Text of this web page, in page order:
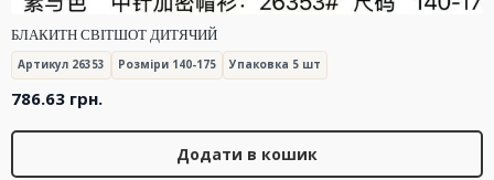
БЛАКИТН СВІТШОТ ДИТЯЧИЙ
Артикул 26353 Розміри 140-175 Упаковка 5 шт
786.63 грн.
Додати в кошик